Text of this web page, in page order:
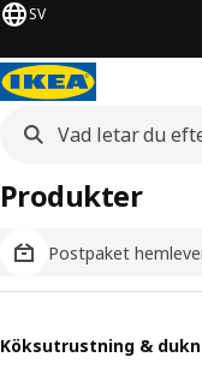
SV
Postpaket
Produkter
Köksutrustning &